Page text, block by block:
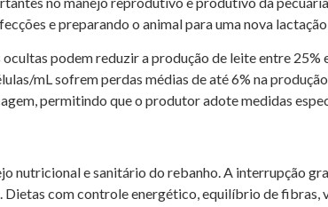
e preparando o animal para uma nova
podem reduzir a produção de leite entre
mL sofrem perdas médias de até 6% na
permitindo que o produtor adote medidas
nutricional e sanitário do rebanho. A interrupção
com controle energético, equilíbrio de